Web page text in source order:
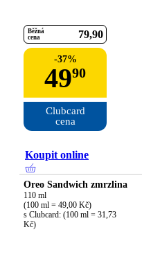
Běžná
cena
79 90
-37%
4990
Clubcard
cena
Koupit online
Oreo Sandwich zmrzlina
110 ml
(100 ml = 49,00 Kč)
s Clubcard: (100 ml = 31,73
Kč)